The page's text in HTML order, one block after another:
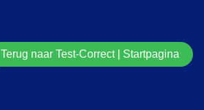
Terug naar Test-Correct | Startpagina